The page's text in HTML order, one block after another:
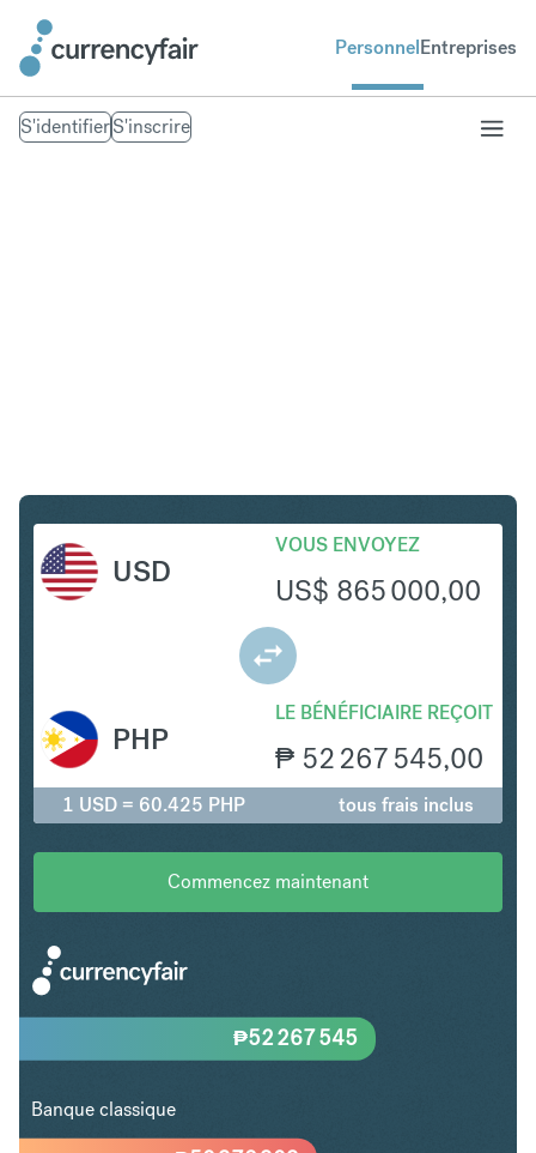
PersonnelEntreprises
S'identifierS'inscrire
USD
VOUS ENVOYEZ
US$ 865 000,00
LE BÉNÉFICIAIRE REÇOIT
₱ 52 267 545,00
PHP
1 USD = 60.425 PHP tous frais inclus
Commencez maintenant
₱52 267 545
Banque classique